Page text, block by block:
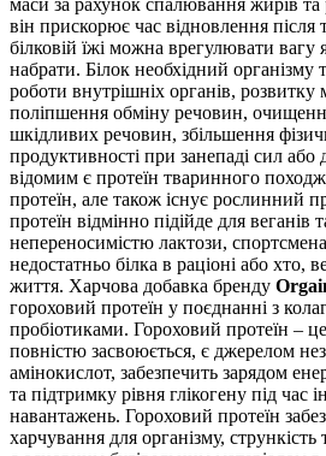
він прискорює час відновлення після
білковій їжі можна врегулювати вагу
набрати. Білок необхідний організму
роботи внутрішніх органів, розвитку
поліпшення обміну речовин,
шкідливих речовин, збільшення
продуктивності при занепаді сил або
відомим є протеїн тваринного
протеїн, але також існує рослинний
протеїн відмінно підійде для веганів
непереносимістю лактози,
недостатньо білка в раціоні або хто,
життя. Харчова добавка бренду
гороховий протеїн у поєднанні з
пробіотиками. Гороховий протеїн –
повністю засвоюється, є джерелом
амінокислот, забезпечить зарядом
та підтримку рівня глікогену під час
навантажень. Гороховий протеїн
харчування для організму,